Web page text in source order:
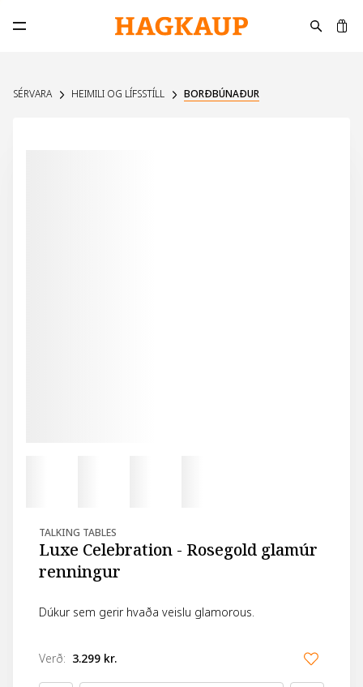
Opna aðalvalmynd
SÉRVARA HEIMILI OG LÍFSSTÍLL BORÐBÚNAÐUR
TALKING TABLES
Luxe Celebration - Rosegold glamúr
renningur
Dúkur sem gerir hvaða veislu glamorous.
Verð: 3.299 kr.